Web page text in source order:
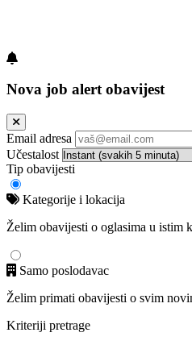
Nova job alert obavijest
Email adresa
Učestalost
Tip obavijesti
Kategorije i lokacija
Želim obavijesti o oglasima u istim
Samo poslodavac
Želim primati obavijesti o svim
Kriteriji pretrage